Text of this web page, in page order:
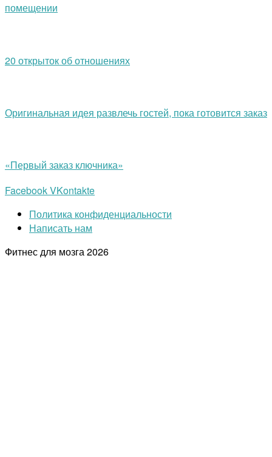
помещении
20 открыток об отношениях
Оригинальная идея развлечь гостей, пока готовится заказ
«Первый заказ ключника»
FacebookVKontakte
Политика конфиденциальности
Написать нам
Фитнес для мозга2026